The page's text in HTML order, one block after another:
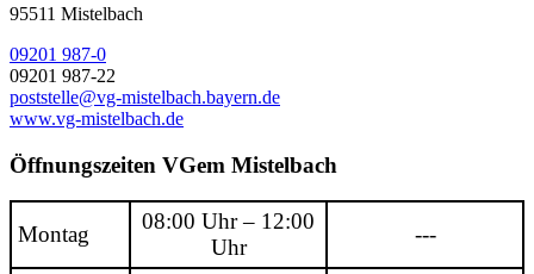
95511 Mistelbach
09201 987-0
09201 987-22
poststelle@vg-mistelbach.bayern.de
www.vg-mistelbach.de
Öffnungszeiten VGem Mistelbach
Montag
08:00 Uhr – 12:00
Uhr
---